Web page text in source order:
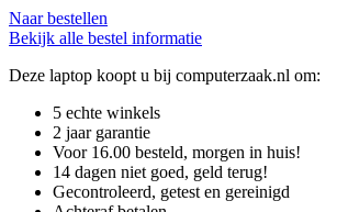
Naar bestellen
Bekijk alle bestel informatie
Deze laptop koopt u bij computerzaak.nl om:
5 echte winkels
2 jaar garantie
Voor 16.00 besteld, morgen in huis!
14 dagen niet goed, geld terug!
Gecontroleerd, getest en gereinigd